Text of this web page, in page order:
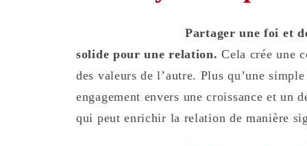
Partager une foi et
solide pour une relation. Cela crée une
des valeurs de l’autre. Plus qu’une
engagement envers une croissance et un
qui peut enrichir la relation de manière